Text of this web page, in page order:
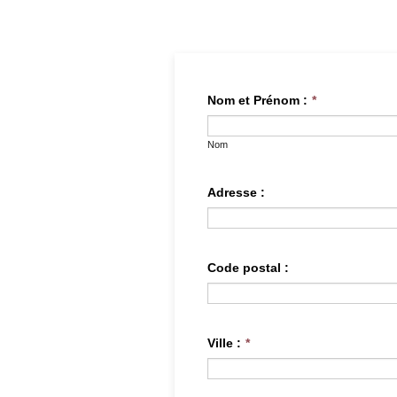
Nom et Prénom : *
Nom
Adresse :
Code postal :
Ville : *